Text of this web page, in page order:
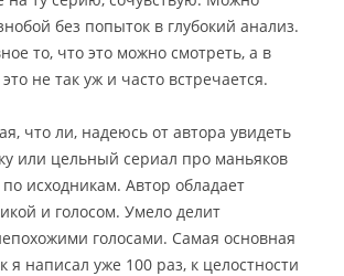
без попыток в глубокий анализ.
то, что это можно смотреть, а в
не так уж и часто встречается.
что ли, надеюсь от автора увидеть
или цельный сериал про маньяков
исходникам. Автор обладает
и голосом. Умело делит
голосами. Самая основная
я написал уже 100 раз, к целостности